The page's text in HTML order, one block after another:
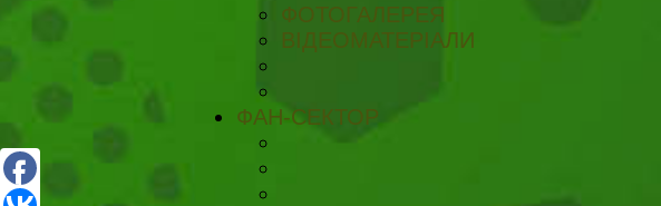
ФОТОГАЛЕРЕЯ
ВІДЕОМАТЕРІАЛИ
ФАН-СЕКТОР